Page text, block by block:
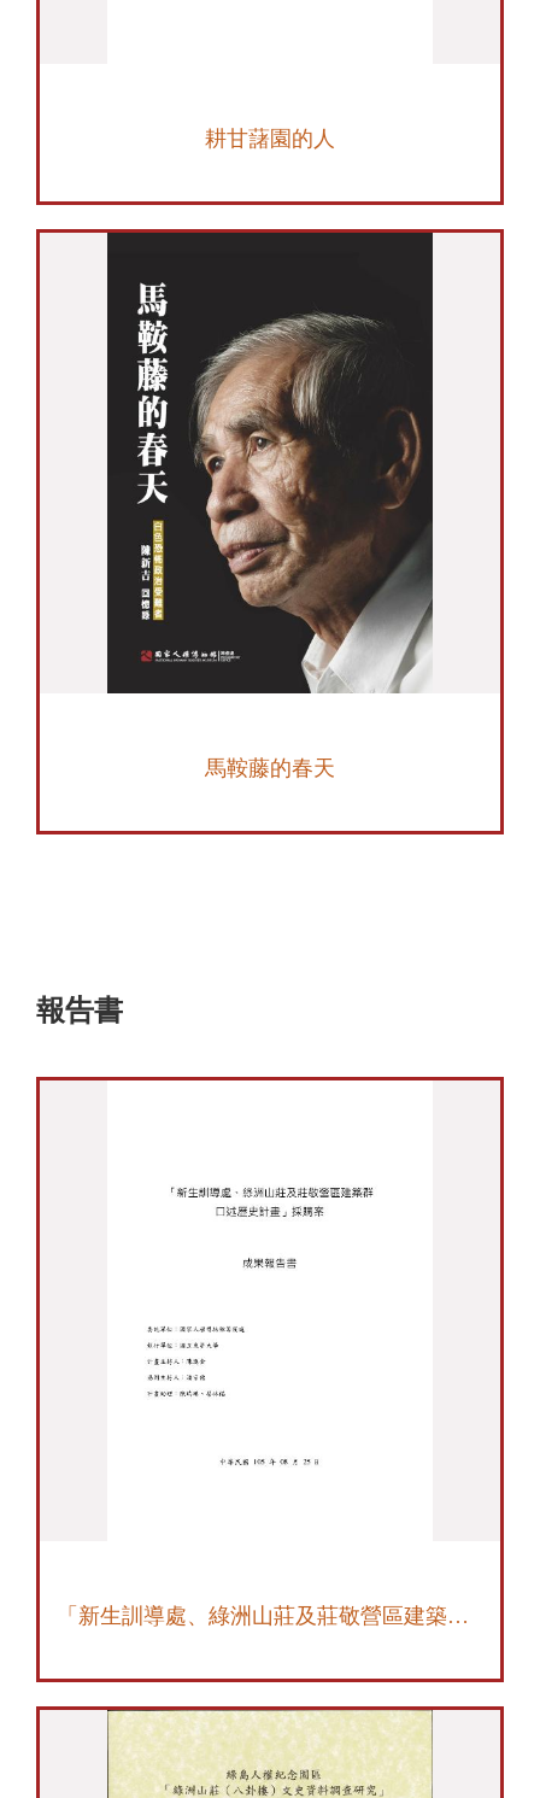
耕甘藷園的人
馬鞍藤的春天
報告書
「新生訓導處、綠洲山莊及莊敬營區建築群口述歷史計畫」採購案 成果報告書